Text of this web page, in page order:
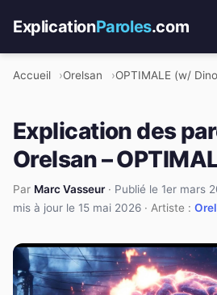
ExplicationParoles.com
Accueil Orelsan OPTIMALE (w/
Explication des
Orelsan –
Par Marc Vasseur· Publié le 1er mars
mis à jour le 15 mai 2026 · Artiste :